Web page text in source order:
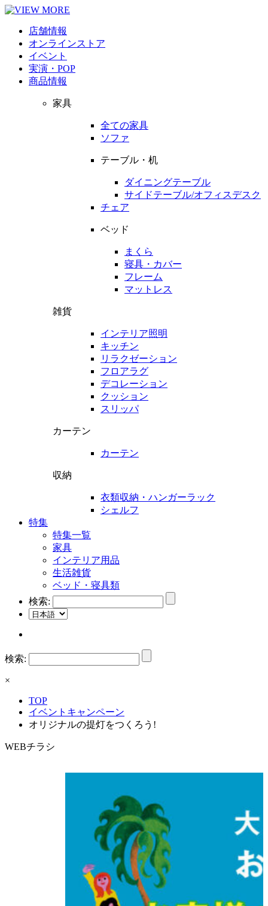
店舗情報
オンラインストア
イベント
実演・POP
商品情報
家具
全ての家具
ソファ
テーブル・机
ダイニングテーブル
サイドテーブル/オフィスデスク
チェア
ベッド
まくら
寝具・カバー
フレーム
マットレス
雑貨
インテリア照明
キッチン
リラクゼーション
フロアラグ
デコレーション
クッション
スリッパ
カーテン
カーテン
収納
衣類収納・ハンガーラック
シェルフ
特集
特集一覧
家具
インテリア用品
生活雑貨
ベッド・寝具類
検索:
検索:
×
TOP
イベントキャンペーン
オリジナルの提灯をつくろう!
WEBチラシ